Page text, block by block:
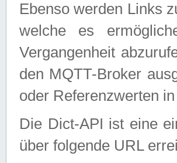
Ebenso werden Links
welche es
Vergangenheit
den MQTT-Broker
oder Referenzwerten
Die Dict-API ist eine
über folgende URL